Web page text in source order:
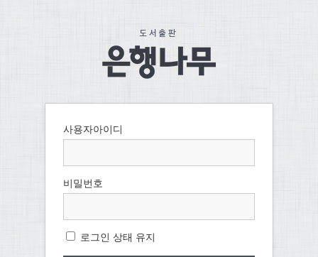
사용자아이디
비밀번호
로그인 상태 유지